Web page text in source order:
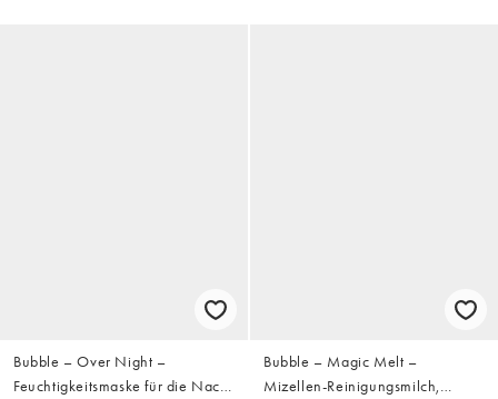
Bubble – Over Night –
Feuchtigkeitsmaske für die Nacht
Bubble – Magic Melt –
Mizellen-Reinigungsmilch,